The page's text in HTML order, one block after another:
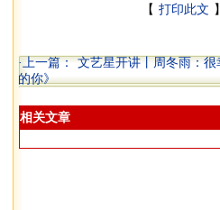
【 打印此文
·上一篇： 文艺星开讲丨周冬雨：
的你》
相关文章